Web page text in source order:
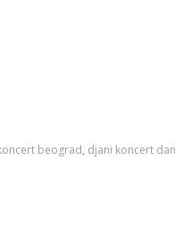
beograd, djani koncert